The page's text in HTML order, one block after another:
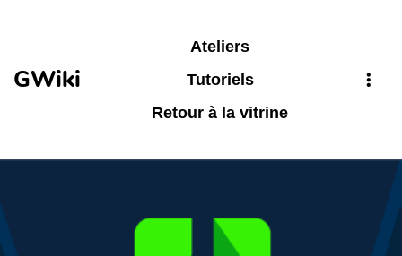
GWiki
Ateliers
Tutoriels
Retour à la vitrine